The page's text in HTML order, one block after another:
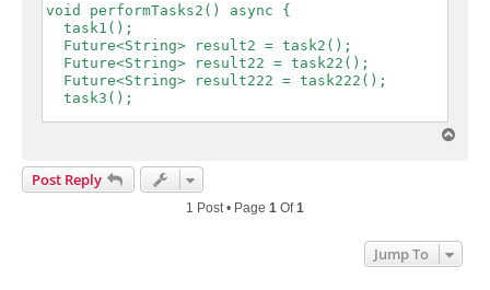
void performTasks2() async {
  task1();
  Future<String> result2 = task2();
  Future<String> result22 = task22();
  Future<String> result222 = task222();
  task3();
  String str222 = await result222;
  print('$str2 $str22 $str222');
Post Reply
1 Post • Page 1 Of1
Jump To